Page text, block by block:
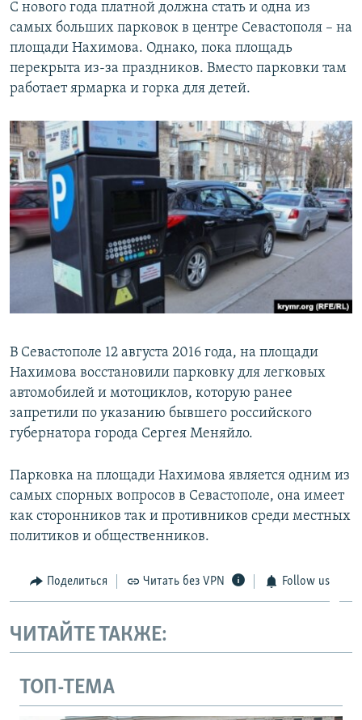
С нового года платной должна стать и одна из
самых больших парковок в центре Севастополя – на
площади Нахимова. Однако, пока площадь
перекрыта из-за праздников. Вместо парковки там
работает ярмарка и горка для детей.
В Севастополе 12 августа 2016 года, на площади
Нахимова восстановили парковку для легковых
автомобилей и мотоциклов, которую ранее
запретили по указанию бывшего российского
губернатора города Сергея Меняйло.
Парковка на площади Нахимова является одним из
самых спорных вопросов в Севастополе, она имеет
как сторонников так и противников среди местных
политиков и общественников.
Поделиться Читать без VPN Follow us
ЧИТАЙТЕ ТАКЖЕ:
ТОП-ТЕМА